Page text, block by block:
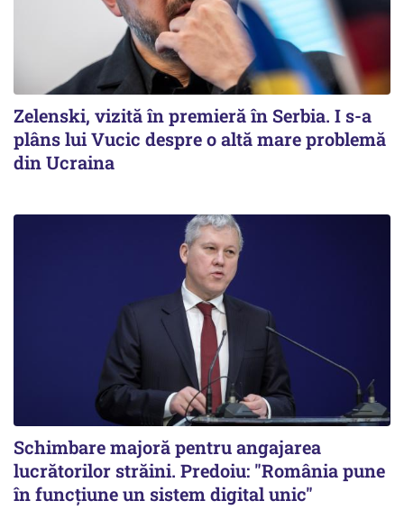
Zelenski, vizită în premieră în Serbia. I s-a
plâns lui Vucic despre o altă mare problemă
din Ucraina
Schimbare majoră pentru angajarea
lucrătorilor străini. Predoiu: "România pune
în funcțiune un sistem digital unic"